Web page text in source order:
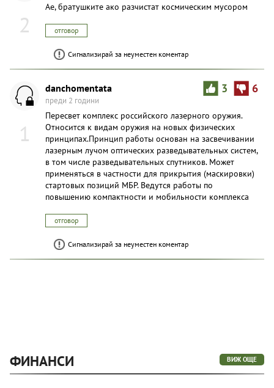
2
Ae, братушките ако разчистат космическим мусором
отговор
Сигнализирай за неуместен коментар
1
3 6
danchomentata
преди 2 години
Пересвет комплекс российского лазерного оружия.
Относится к видам оружия на новых физических
принципах.Принцип работы основан на засвечивании
лазерным лучом оптических разведывательных систем,
в том числе разведывательных спутников. Может
применяться в частности для прикрытия (маскировки)
стартовых позиций МБР. Ведутся работы по
повышению компактности и мобильности комплекса
отговор
Сигнализирай за неуместен коментар
ФИНАНСИ ВИЖ ОЩЕ